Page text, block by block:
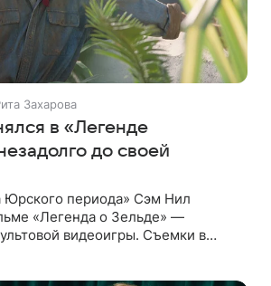
Захарова
в «Легенде
до своей
Юрского периода» Сэм Нил
«Легенда о Зельде» —
видеоигры. Съемки в